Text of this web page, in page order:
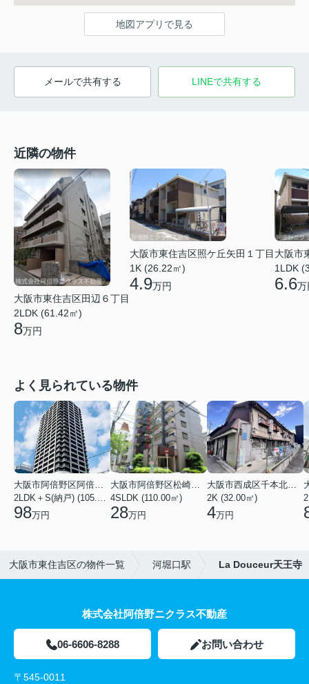
地図アプリで見る
メールで共有する LINEで共有する
近隣の物件
大阪市東住吉区田辺６丁目
2LDK (61.42㎡)
8万円
大阪市東住吉区照ケ丘矢田１丁目
1K (26.22㎡)
4.9万円
大阪市
1LDK
6.6万
よく見られている物件
大阪市阿倍野区阿倍野筋１丁目
2LDK＋S(納戸) (105.43㎡)
98万円
大阪市阿倍野区松崎町３丁目
4SLDK (110.00㎡)
28万円
大阪市西成区千本北２丁目
2K (32.00㎡)
4万円
大阪市東住吉区の物件一覧 河堀口駅 La Douceur天王寺
株式会社阿倍野ニクラス不動産
06-6606-8288 お問い合わせ
〒545-0011